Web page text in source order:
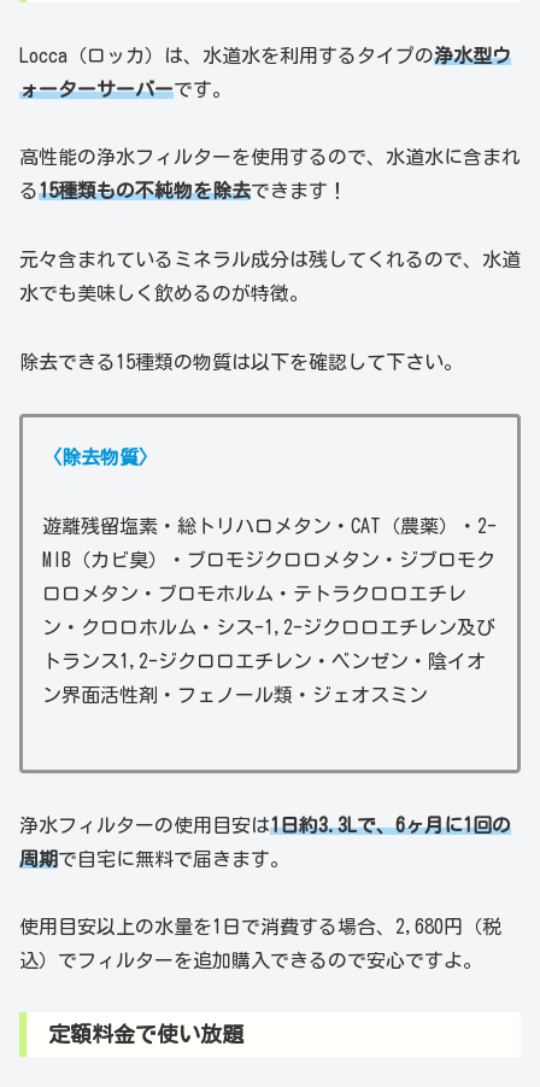
Locca（ロッカ）は、水道水を利用するタイプの浄水型ウ
ォーターサーバーです。
高性能の浄水フィルターを使用するので、水道水に含まれ
る15種類もの不純物を除去できます！
元々含まれているミネラル成分は残してくれるので、水道
水でも美味しく飲めるのが特徴。
除去できる15種類の物質は以下を確認して下さい。
〈除去物質〉
遊離残留塩素・総トリハロメタン・CAT（農薬）・2-
MIB（カビ臭）・ブロモジクロロメタン・ジブロモク
ロロメタン・ブロモホルム・テトラクロロエチレ
ン・クロロホルム・シス-1,2-ジクロロエチレン及び
トランス1,2-ジクロロエチレン・ベンゼン・陰イオ
ン界面活性剤・フェノール類・ジェオスミン
浄水フィルターの使用目安は1日約3.3Lで、6ヶ月に1回の
周期で自宅に無料で届きます。
使用目安以上の水量を1日で消費する場合、2,680円（税
込）でフィルターを追加購入できるので安心ですよ。
定額料金で使い放題